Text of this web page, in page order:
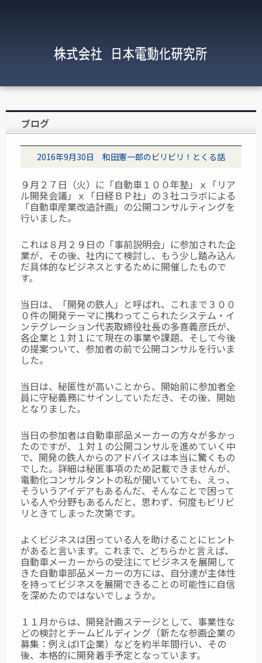
ブログ
2016年9月30日 和田憲一郎のビリビリ！とくる話
９月２７日（火）に「自動車１００年塾」ｘ「リア
ル開発会議」ｘ「日経ＢＰ社」の３社コラボによる
「自動車産業改造計画」の公開コンサルティングを
行いました。
これは８月２９日の「事前説明会」に参加された企
業が、その後、社内にて検討し、もう少し踏み込ん
だ具体的なビジネスとするために開催したもので
す。
当日は、「開発の鉄人」と呼ばれ、これまで３００
０件の開発テーマに携わってこられたシステム・イ
ンテグレーション代表取締役社長の多喜義彦氏が、
各企業と１対１にて現在の事業や課題、そして今後
の提案ついて、参加者の前で公開コンサルを行いま
した。
当日は、秘匿性が高いことから、開始前に参加者全
員に守秘義務にサインしていただき、その後、開始
となりました。
当日の参加者は自動車部品メーカーの方々が多かっ
たのですが、１対１の公開コンサルを進めていく中
で、開発の鉄人からのアドバイスは本当に驚くもの
でした。詳細は秘匿事項のため記載できませんが、
電動化コンサルタントの私が聞いていても、えっ、
そういうアイデアもあるんだ、そんなことで困って
いる人や分野もあるんだと、 思わず、何度もビリビ
リときてしまった次第です。
よくビジネスは困っている人を助けることにヒント
があると言います。これまで、どちらかと言えば、
自動車メーカーからの受注にてビジネスを展開して
きた自動車部品メーカーの方には、自分達が主体性
を持ってビジネスを展開できることの可能性に自信
を深めたのではないでしょうか。
１１月からは、開発計画ステージとして、事業性な
どの検討とチームビルディング（新たな参画企業の
募集：例えばIT企業）などを約半年間行い、その
後、本格的に開発着手予定となっています。